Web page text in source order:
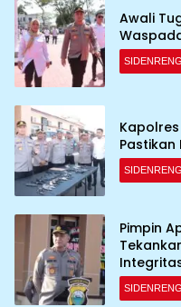
Awali
Kapolres
Pastikan
Pimpin